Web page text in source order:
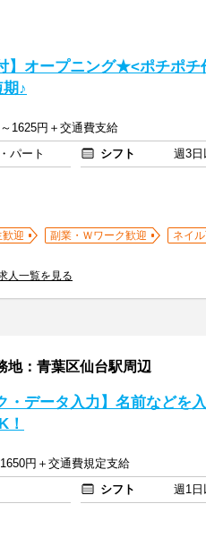
】オープニング★<ポチポチ
♪
1625円＋交通費支給
パート シフト
週3日
歓迎 副業・Ｗワーク歓迎
ネイ
人一覧を見る
：青葉区仙台駅周辺
・データ入力】名前などを
！
円＋交通費規定支給
シフト
週1日